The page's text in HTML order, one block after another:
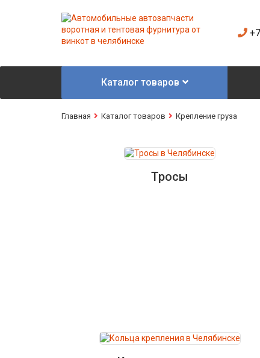
Каталог товаров
Главная Каталог товаров Крепление груза
Тросы